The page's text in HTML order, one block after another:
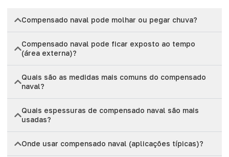
Compensado naval pode molhar ou pegar chuva?
Compensado naval pode ficar exposto ao tempo
(área externa)?
Quais são as medidas mais comuns do compensado
naval?
Quais espessuras de compensado naval são mais
usadas?
Onde usar compensado naval (aplicações típicas)?